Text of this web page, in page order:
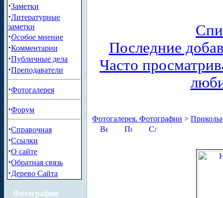
·Заметки
·Литературные
заметки
·Особое мнение
·Комментарии
·Публичные дела
·Преподаватели
·Фотогалерея
·Форум
·Справочная
·Ссылки
·О сайте
·Обратная связь
·Дерево Сайта
Фотографии
Последние
Часто
Фотогалерея. Фотографии >